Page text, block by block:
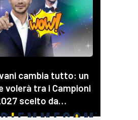
lacitymag.it
lacapitalenews.it
ilvibonese.it
catanzarochannel.it